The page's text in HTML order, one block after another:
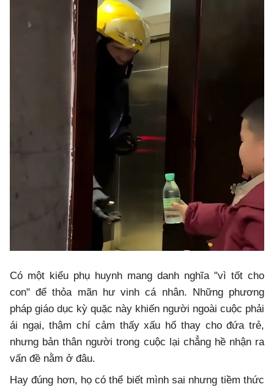
Có một kiểu phụ huynh mang danh nghĩa "vì tốt cho
con" để thỏa mãn hư vinh cá nhân. Những phương
pháp giáo dục kỳ quặc này khiến người ngoài cuộc phải
ái ngại, thậm chí cảm thấy xấu hổ thay cho đứa trẻ,
nhưng bản thân người trong cuộc lại chẳng hề nhận ra
vấn đề nằm ở đâu.
Hay đúng hơn, họ có thể biết mình sai nhưng tiềm thức